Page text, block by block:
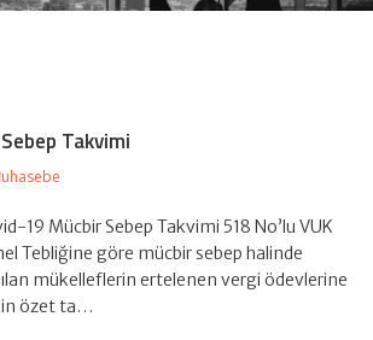
Takvimi
19 Mücbir Sebep Takvimi 518 No’lu VUK
Tebliğine göre mücbir sebep halinde
mükelleflerin ertelenen vergi ödevlerine
özet ta…